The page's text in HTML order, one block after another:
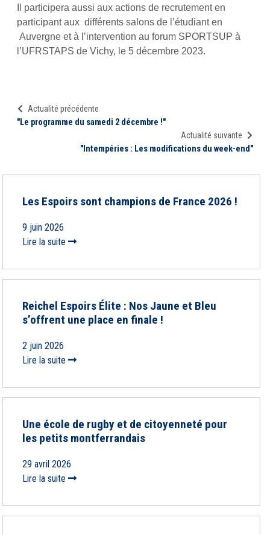
Il participera aussi aux actions de recrutement en
participant aux différents salons de l’étudiant en
Auvergne et à l’intervention au forum SPORTSUP à
l’UFRSTAPS de Vichy, le 5 décembre 2023.
Actualité précédente
"Le programme du samedi 2 décembre !"
Actualité suivante
"Intempéries : Les modifications du week-end"
Les Espoirs sont champions de France 2026 !
9 juin 2026
Lire la suite
Reichel Espoirs Élite : Nos Jaune et Bleu
s’offrent une place en finale !
2 juin 2026
Lire la suite
Une école de rugby et de citoyenneté pour
les petits montferrandais
29 avril 2026
Lire la suite